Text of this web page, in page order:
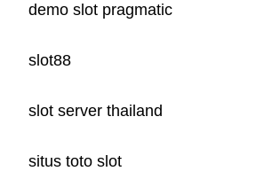
demo slot pragmatic
slot88
slot server thailand
situs toto slot